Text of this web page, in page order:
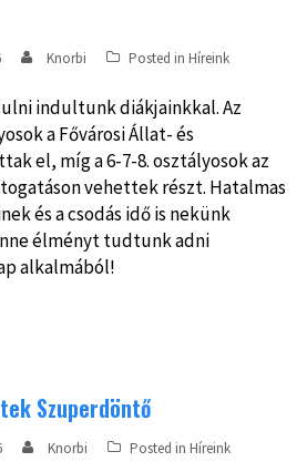
Knorbi Posted in Híreink
indultunk diákjainkkal. Az
a Fővárosi Állat- és
el, míg a 6-7-8. osztályosok az
vehettek részt. Hatalmas
és a csodás idő is nekünk
élményt tudtunk adni
alkalmából!
Szuperdöntő
Knorbi Posted in Híreink